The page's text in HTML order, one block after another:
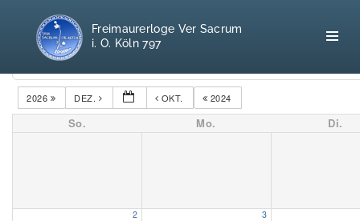
Freimaurerloge Ver Sacrum
i. O. Köln 797
Kategorien
2024
OKT.
DEZ.
2026
So. Mo. Di.
2 3